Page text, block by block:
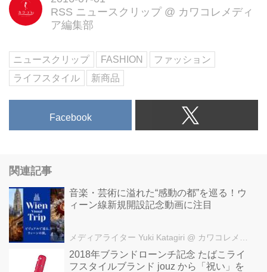
RSS ニュースクリップ @ カワコレメディ
ア編集部
ニュースクリップ FASHION
ファッション
ライフスタイル
新商品
Facebook
関連記事
音楽・芸術に溢れた“感動の都”を巡る！ウ
ィーン線新規開設記念動画に注目
メディアライター Yuki Katagiri @ カワコレメディア編集部
2018年ブランドローンチ記念 たばこライ
フスタイルブランド jouz から「祝い」を